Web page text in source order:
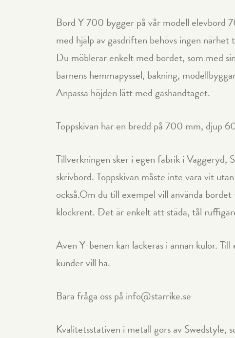
Bord Y 700 bygger på vår modell elevbord
med hjälp av gasdriften behövs ingen
Du möblerar enkelt med bordet, som med
barnens hemmapyssel, bakning,
Anpassa höjden lätt med gashandtaget.
Toppskivan har en bredd på 700 mm, djup
Tillverkningen sker i egen fabrik i Vaggeryd,
skrivbord. Toppskivan måste inte vara vit
också.Om du till exempel vill använda
klockrent. Det är enkelt att städa, tål
Även Y-benen kan lackeras i annan kulör.
kunder vill ha.
Bara fråga oss på info@starrike.se
Kvalitetsstativen i metall görs av